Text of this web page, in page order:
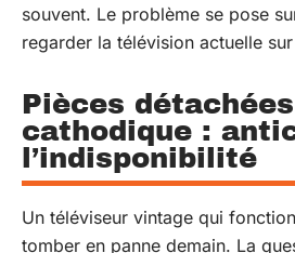
souvent. Le problème se pose
regarder la télévision actuelle
Pièces
cathodique :
l’indisponibilité
Un téléviseur vintage qui
tomber en panne demain. La